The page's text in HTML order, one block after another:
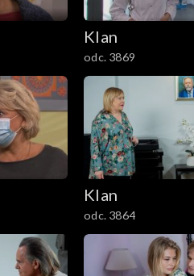
2101–2200
2001–2100
1901–2000
1801–1900
1701–1800
1601–1700
1501–1600
Klan
odc. 3869
Klan
odc. 3864